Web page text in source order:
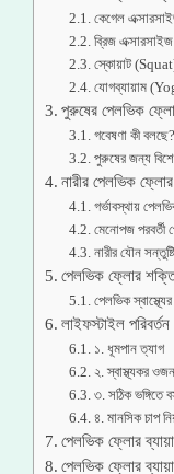
কেগেল
ব্রিজ
স্কোয়াট
যোগব্যায়াম
পুরুষের পেলভিক
গবেষণা কী বলছে?
পুরুষের জন্য
নারীর পেলভিক ফ্লোর
গর্ভাবস্থায়
মেনোপজ পরবর্তী
নারীর যৌন
পেলভিক ফ্লোর
পেলভিক
লাইফস্টাইল
১. ধূমপান ত্যাগ
২. স্বাস্থ্যকর
৩. সঠিক ভঙ্গিতে
৪. মানসিক চাপ
পেলভিক ফ্লোর
পেলভিক ফ্লোর